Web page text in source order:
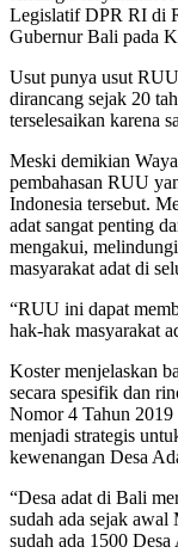
Legislatif DPR RI di
Gubernur Bali pada
Usut punya usut
dirancang sejak 20
terselesaikan karena
Meski demikian
pembahasan RUU
Indonesia tersebut.
adat sangat penting
mengakui,
masyarakat adat di
“RUU ini dapat
hak-hak masyarakat
Koster menjelaskan
secara spesifik dan
Nomor 4 Tahun 2019
menjadi strategis
kewenangan Desa
“Desa adat di Bali
sudah ada sejak
sudah ada 1500